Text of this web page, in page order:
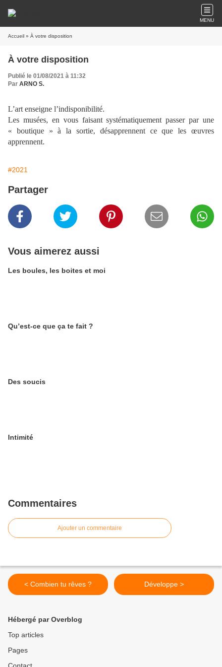
MENU
Accueil » À votre disposition
À votre disposition
Publié le 01/08/2021 à 11:32
Par ARNO S.
L’art enseigne l’indisponibilité.
Les musées, en vous faisant systématiquement passer par une
« boutique » à la sortie, désapprennent ce que les œuvres
apprennent.
#2021
Partager
Vous aimerez aussi
Les boules, les boites et moi
Qu’est-ce que ça te fait ?
Des soucis
Intimité
Commentaires
Ajouter un commentaire
< Combien tu rêves ? Développe >
Hébergé par Overblog
Top articles
Pages